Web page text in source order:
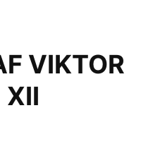
VIKTOR
XII